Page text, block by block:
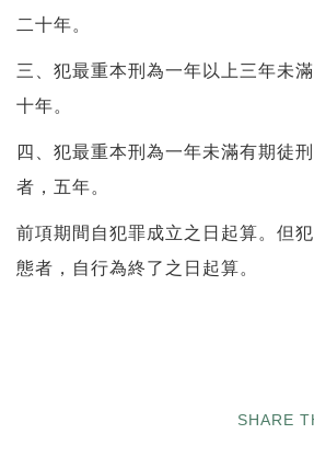
二十年。
三、犯最重本刑為一年以上三年未
十年。
四、犯最重本刑為一年未滿有期徒
者，五年。
前項期間自犯罪成立之日起算。但
態者，自行為終了 之日起算。
SHARE